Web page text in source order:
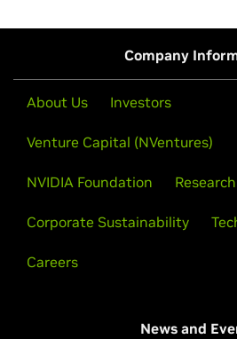
Company
About Us Investors
Venture Capital (NVentures)
NVIDIA Foundation Research
Corporate Sustainability
Careers
News and